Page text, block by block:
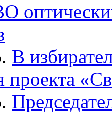
В
проекта